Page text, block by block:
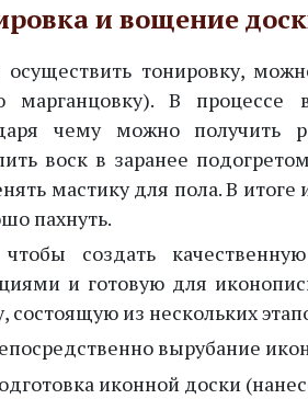
и вощение
осуществить тонировку,
марганцовку). В
чему можно получить
воск в заранее
мастику для пола. В
пахнуть.
создать
и готовую для
состоящую из нескольких
вырубание
иконной доски